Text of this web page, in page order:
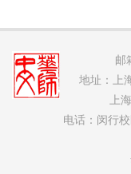
邮
地址：上
上
电话：闵行